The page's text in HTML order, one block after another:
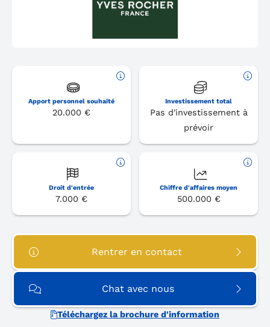
Apport personnel souhaité
20.000 €
Investissement total
Pas d'investissement à
prévoir
Droit d'entrée
7.000 €
Chiffre d'affaires moyen
500.000 €
Rentrer en contact
Chat avec nous
Téléchargez la brochure d'information